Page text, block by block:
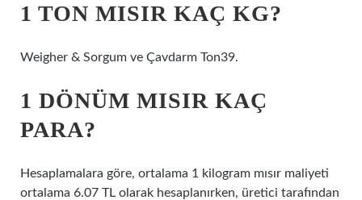
1 TON MISIR KAÇ KG?
Weigher & Sorgum ve Çavdarm Ton39.
1 DÖNÜM MISIR KAÇ
PARA?
Hesaplamalara göre, ortalama 1 kilogram mısır maliyeti
ortalama 6.07 TL olarak hesaplanırken, üretici tarafından